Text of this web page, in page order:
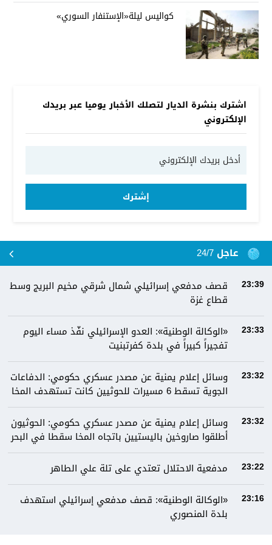
كواليس ليلة«الإستنفار السوري»
اشترك بنشرة الديار لتصلك الأخبار يوميا عبر بريدك
الإلكتروني
إشترك
عاجل 24/7
23:39
قصف مدفعي إسرائيلي شمال شرقي مخيم البريج وسط
قطاع غزة
23:33
«الوكالة الوطنية»: العدو الإسرائيلي نفّذ مساء اليوم
تفجيراً كبيراً في بلدة كفرتبنيت
23:32
وسائل إعلام يمنية عن مصدر عسكري حكومي: الدفاعات
الجوية تسقط 6 مسيرات للحوثيين كانت تستهدف المخا
23:32
وسائل إعلام يمنية عن مصدر عسكري حكومي: الحوثيون
أطلقوا صاروخين باليستيين باتجاه المخا سقطا في البحر
23:22 مدفعية الاحتلال تعتدي على تلة علي الطاهر
23:16
«الوكالة الوطنية»: قصف مدفعي إسرائيلي استهدف
بلدة المنصوري